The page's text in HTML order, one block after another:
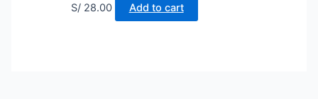
S/28.00 Add to cart